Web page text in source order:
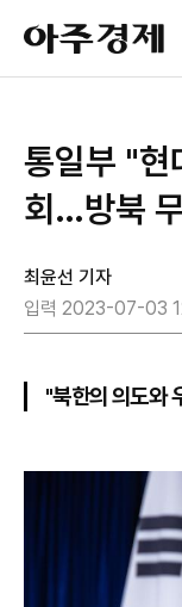
아
주
경
통일부 "현
회…방북
최윤선 기자
입력 2023-07-03
"북한의 의도와